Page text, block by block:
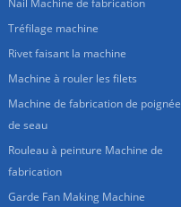
Nail Machine de fabrication
Tréfilage machine
Rivet faisant la machine
Machine à rouler les filets
Machine de fabrication de poignée
de seau
Rouleau à peinture Machine de
fabrication
Garde Fan Making Machine